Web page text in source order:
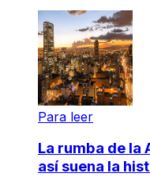
Para leer
La rumba de la
así suena la